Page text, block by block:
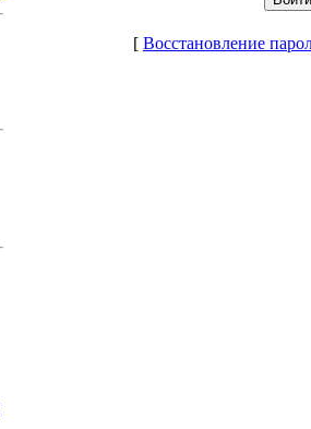
[ Восстановление